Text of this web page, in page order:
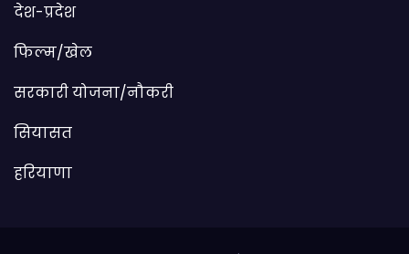
देश-प्रदेश
फिल्म/खेल
सरकारी योजना/नौकरी
सियासत
हरियाणा